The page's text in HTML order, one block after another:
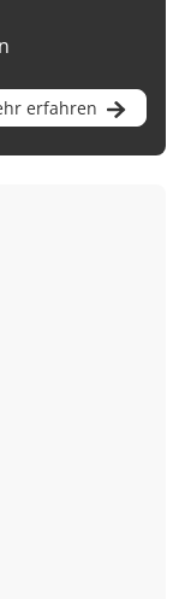
erfahren